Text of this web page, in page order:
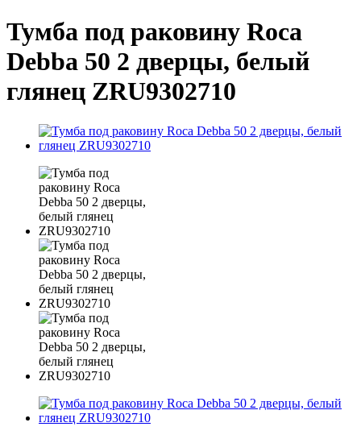
Тумба под раковину Roca
Debba 50 2 дверцы, белый
глянец ZRU9302710